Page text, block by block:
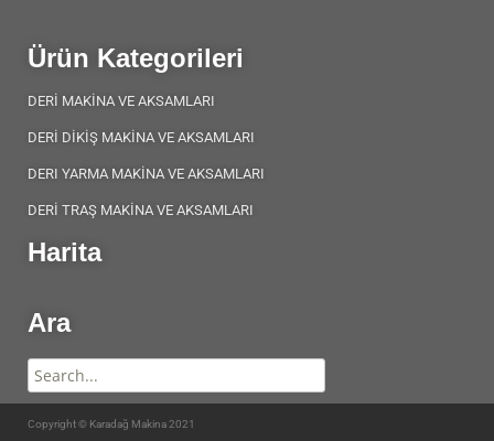
Ürün Kategorileri
DERİ MAKİNA VE AKSAMLARI
DERİ DİKİŞ MAKİNA VE AKSAMLARI
DERI YARMA MAKİNA VE AKSAMLARI
DERİ TRAŞ MAKİNA VE AKSAMLARI
Harita
Ara
Copyright © Karadağ Makina 2021